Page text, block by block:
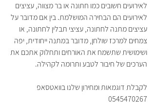
לאירועים חשובים כמו חתונה או בר מצווה, עציצים
לאירועים הם הבחירה המושלמת. בין אם מדובר על
עציצים מתנה לחתונה, עציצי תבלין לחתונה, או
צמחים למרכז שולחן, מדובר במתנה ייחודית, יפה
ושימושית שתשמח את האורחים ותחלוק אתכם את
הערכים של חיבור לטבע ותרומה לקהילה.
לקבלת דוגמאות ומחירון שלנו בוואטסאפ
0545470267